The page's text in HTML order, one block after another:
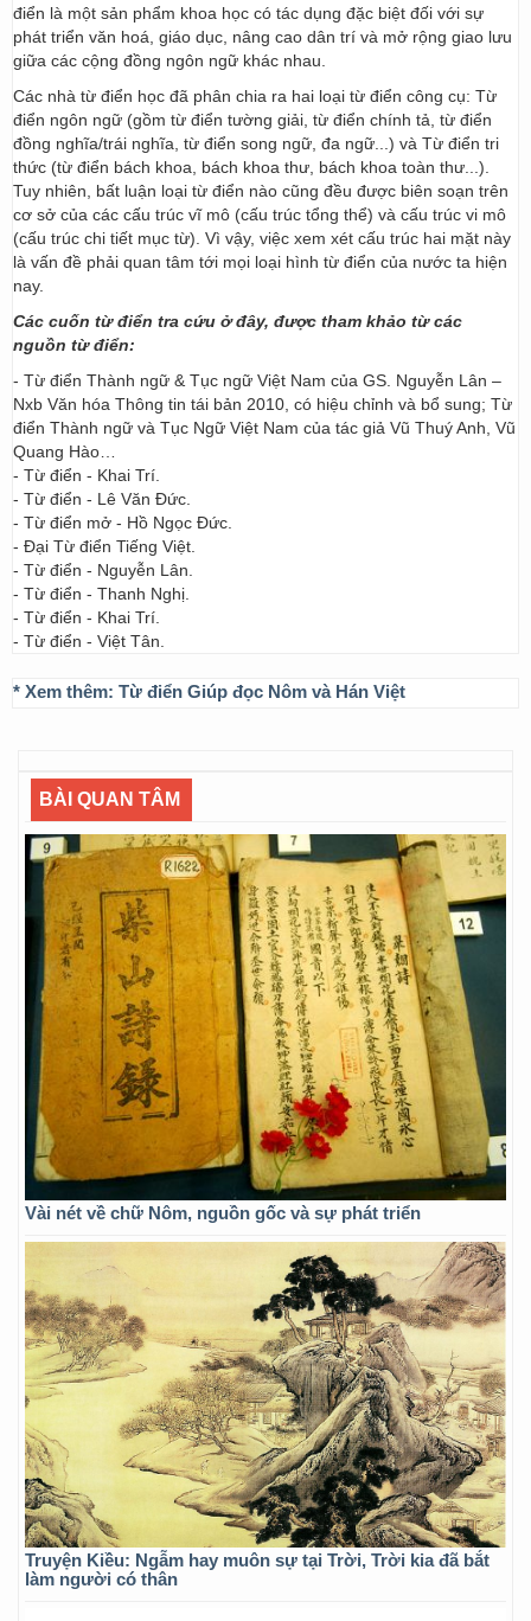
điển là một sản phẩm khoa học có tác dụng đặc biệt đối với sự
phát triển văn hoá, giáo dục, nâng cao dân trí và mở rộng giao lưu
giữa các cộng đồng ngôn ngữ khác nhau.
Các nhà từ điển học đã phân chia ra hai loại từ điển công cụ: Từ
điển ngôn ngữ (gồm từ điển tường giải, từ điển chính tả, từ điển
đồng nghĩa/trái nghĩa, từ điển song ngữ, đa ngữ...) và Từ điển tri
thức (từ điển bách khoa, bách khoa thư, bách khoa toàn thư...).
Tuy nhiên, bất luận loại từ điển nào cũng đều được biên soạn trên
cơ sở của các cấu trúc vĩ mô (cấu trúc tổng thể) và cấu trúc vi mô
(cấu trúc chi tiết mục từ). Vì vậy, việc xem xét cấu trúc hai mặt này
là vấn đề phải quan tâm tới mọi loại hình từ điển của nước ta hiện
nay.
Các cuốn từ điển tra cứu ở đây, được tham khảo từ các
nguồn từ điển:
- Từ điển Thành ngữ & Tục ngữ Việt Nam của GS. Nguyễn Lân –
Nxb Văn hóa Thông tin tái bản 2010, có hiệu chỉnh và bổ sung; Từ
điển Thành ngữ và Tục Ngữ Việt Nam của tác giả Vũ Thuý Anh, Vũ
Quang Hào…
- Từ điển - Khai Trí.
- Từ điển - Lê Văn Đức.
- Từ điển mở - Hồ Ngọc Đức.
- Đại Từ điển Tiếng Việt.
- Từ điển - Nguyễn Lân.
- Từ điển - Thanh Nghị.
- Từ điển - Khai Trí.
- Từ điển - Việt Tân.
* Xem thêm: Từ điển Giúp đọc Nôm và Hán Việt
BÀI QUAN TÂM
Vài nét về chữ Nôm, nguồn gốc và sự phát triển
Truyện Kiều: Ngẫm hay muôn sự tại Trời, Trời kia đã bắt
làm người có thân